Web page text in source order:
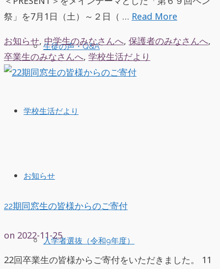
生徒の声・Q&A
学校生活だより
お知らせ
入学者選抜（令和9年度）
祭」を7月1日（土）～２日（ … Read More
お知らせ, 中学生のみなさんへ, 保護者のみなさんへ,
卒業生のみなさんへ, 学校生活だより
22期同窓生の皆様からのご寄付
on 2022-11-25
22回卒業生の皆様からご寄付をいただきました。 11